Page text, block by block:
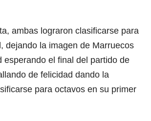
ambas lograron clasificarse para
dejando la imagen de Marruecos
esperando el final del partido de
de felicidad dando la
para octavos en su primer